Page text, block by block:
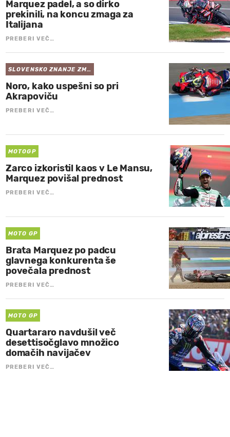
Marquez padel, a so dirko
prekinili, na koncu zmaga za
Italijana
PREBERI VEČ…
SLOVENSKO ZNANJE ZM…
Noro, kako uspešni so pri
Akrapoviču
PREBERI VEČ…
MOTOGP
Zarco izkoristil kaos v Le Mansu,
Marquez povišal prednost
PREBERI VEČ…
MOTO GP
Brata Marquez po padcu
glavnega konkurenta še
povečala prednost
PREBERI VEČ…
MOTO GP
Quartararo navdušil več
desettisočglavo množico
domačih navijačev
PREBERI VEČ…